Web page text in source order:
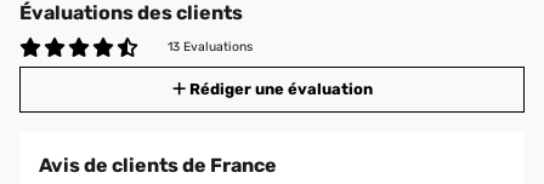
Évaluations des clients
13 Evaluations
Rédiger une évaluation
Avis de clients de France